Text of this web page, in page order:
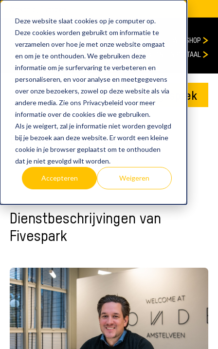
Deze website slaat cookies op je computer op.
Deze cookies worden gebruikt om informatie te
verzamelen over hoe je met onze website omgaat
en om je te onthouden. We gebruiken deze
informatie om je surfervaring te verbeteren en
personaliseren, en voor analyse en meetgegevens
over onze bezoekers, zowel op deze website als via
andere media. Zie ons Privacybeleid voor meer
informatie over de cookies die we gebruiken.
Als je weigert, zal je informatie niet worden gevolgd
bij je bezoek aan deze website. Er wordt een kleine
cookie in je browser geplaatst om te onthouden
dat je niet gevolgd wilt worden.
Accepteren Weigeren
WEBSHOP
KLANTENPORTAAL
Adviesgesprek
Dienstbeschrijvingen
home dienstbeschrijvingen
Dienstbeschrijvingen van
Fivespark